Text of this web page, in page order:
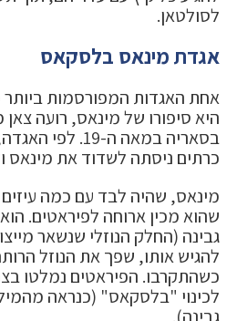
לסולטאן.
אגדת מינאס בלסקאס
אחת האגדות המפורסמות
היא סיפורו של מינאס, רועה
בסאריה במאה ה-
כרתים ניסתה לשדוד את מינאס
מינאס, שהיה לבד עם כמה
שהוא מכין ארוחה לפיראטים.
גבינה (החלק הנוזלי שנשאר
להגיש אותו, שפך את הנוזל
כשהתקרבו. הפיראטים נמלטו
לכינוי "בלסקאס" (כנראה